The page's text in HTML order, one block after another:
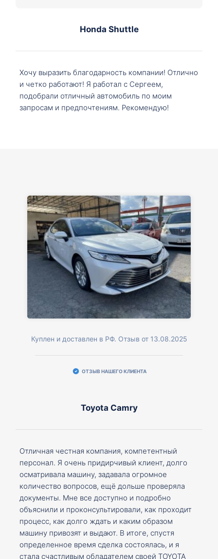
Honda Shuttle
Хочу выразить благодарность компании! Отлично
и четко работают! Я работал с Сергеем,
подобрали отличный автомобиль по моим
запросам и предпочтениям. Рекомендую!
Куплен и доставлен в РФ. Отзыв от 13.08.2025
ОТЗЫВ НАШЕГО КЛИЕНТА
Toyota Camry
Отличная честная компания, компетентный
персонал. Я очень придирчивый клиент, долго
осматривала машину, задавала огромное
количество вопросов, ещё дольше проверяла
документы. Мне все доступно и подробно
объяснили и проконсультировали, как проходит
процесс, как долго ждать и каким образом
машину привозят и выдают. В итоге, спустя
определенное время сделка состоялась, и я
стала счастливым обладателем своей TOYOTA